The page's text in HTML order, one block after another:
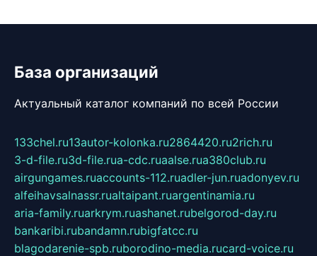
База организаций
Актуальный каталог компаний по всей России
133chel.ru13autor-kolonka.ru2864420.ru2rich.ru
3-d-file.ru3d-file.rua-cdc.ruaalse.rua380club.ru
airgungames.ruaccounts-112.ruadler-jun.ruadonyev.ru
alfeihavsalnassr.rualtaipant.ruargentinamia.ru
aria-family.ruarkrym.ruashanet.rubelgorod-day.ru
bankaribi.rubandamn.rubigfatcc.ru
blagodarenie-spb.ruborodino-media.rucard-voice.ru